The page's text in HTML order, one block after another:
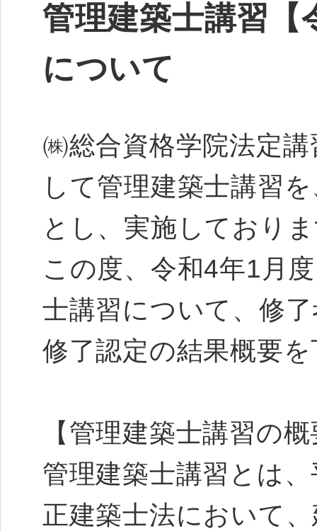
管理建築士講習【
について
㈱総合資格学院法定
して管理建築士講習
とし、実施しており
この度、令和4年1月
士講習について、修
修了認定の結果概要
【管理建築士講習の
管理建築士講習とは
正建築士法において